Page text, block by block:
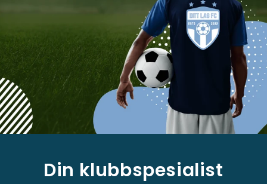
Din klubbspesialist